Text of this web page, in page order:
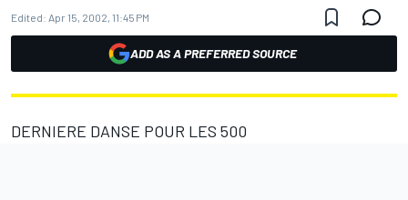
Edited: Apr 15, 2002, 11:45 PM
ADD AS A PREFERRED SOURCE
DERNIERE DANSE POUR LES 500